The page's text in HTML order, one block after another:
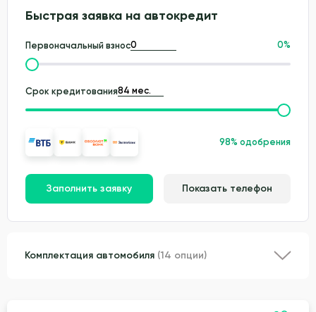
Быстрая заявка на автокредит
Первоначальный взнос 0%
Срок кредитования
98% одобрения
Заполнить заявку Показать телефон
Комплектация автомобиля (14 опции)